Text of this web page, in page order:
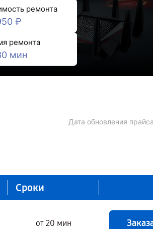
ремонта
₽
ремонта
мин
Дата обновления
Сроки
от 20 мин